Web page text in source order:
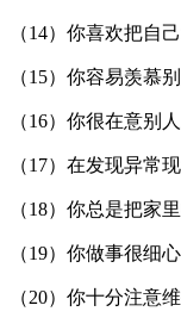
（14）你喜欢把自
（15）你容易羡慕
（16）你很在意别
（17）在发现异常
（18）你总是把家
（19）你做事很细心
（20）你十分注意